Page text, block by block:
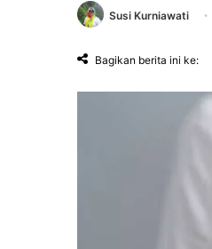
Susi Kurniawati
Bagikan berita ini ke: